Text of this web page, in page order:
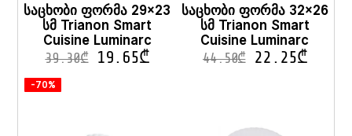
საცხობი ფორმა 29×23
სმ Trianon Smart
Cuisine Luminarc
39.30₾ 19.65₾
საცხობი ფორმა 32×26
სმ Trianon Smart
Cuisine Luminarc
44.50₾ 22.25₾
-70%